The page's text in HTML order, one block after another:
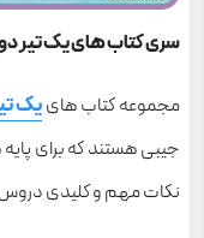
سری کتاب های یک تیر
مجموعه کتاب هاییک
جیبی هستند که برای
نکات مهم و کلیدی